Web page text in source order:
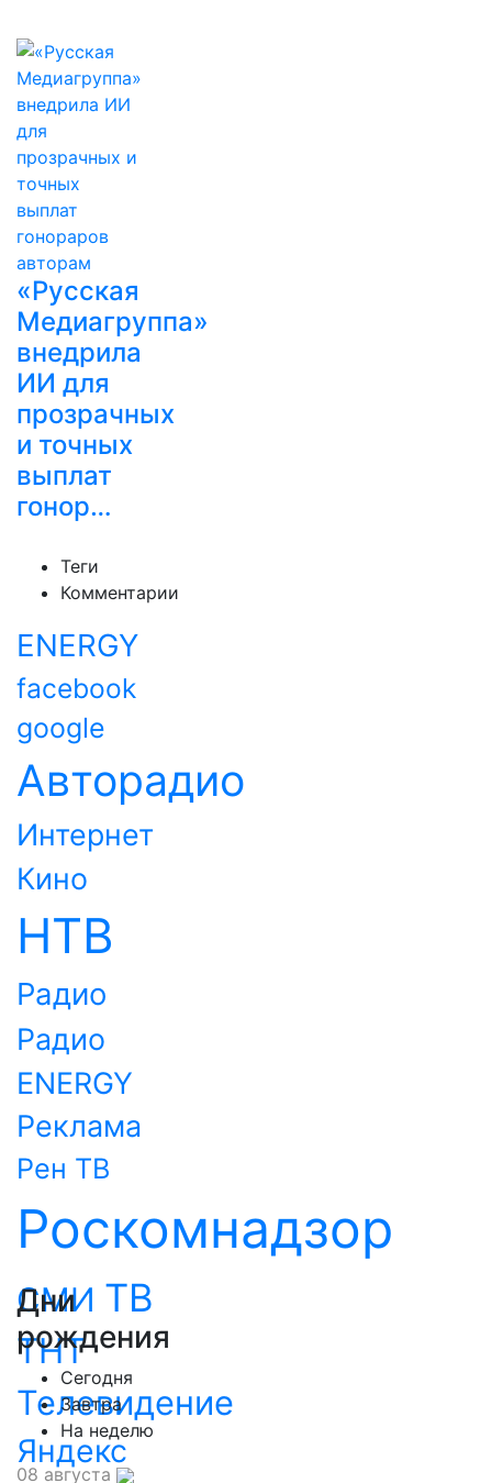
«Русская
Медиагруппа»
внедрила
ИИ для
прозрачных
и точных
выплат
гонор…
Теги
Комментарии
ENERGY
facebook
google
Авторадио
Интернет
Кино
НТВ
Радио
Радио
ENERGY
Реклама
Рен ТВ
Роскомнадзор
СМИ ТВ
ТНТ
Телевидение
Яндекс
Дни
рождения
Сегодня
Завтра
На неделю
08 августа